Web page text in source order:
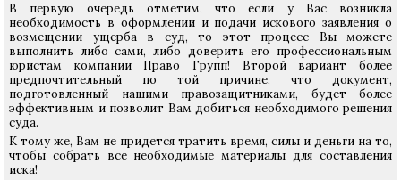
В первую очередь отметим, что если у Вас возникла
необходимость в оформлении и подачи искового заявления о
возмещении ущерба в суд, то этот процесс Вы можете
выполнить либо сами, либо доверить его профессиональным
юристам компании Право Групп! Второй вариант более
предпочтительный по той причине, что документ,
подготовленный нашими правозащитниками, будет более
эффективным и позволит Вам добиться необходимого решения
суда.
К тому же, Вам не придется тратить время, силы и деньги на то,
чтобы собрать все необходимые материалы для составления
иска!